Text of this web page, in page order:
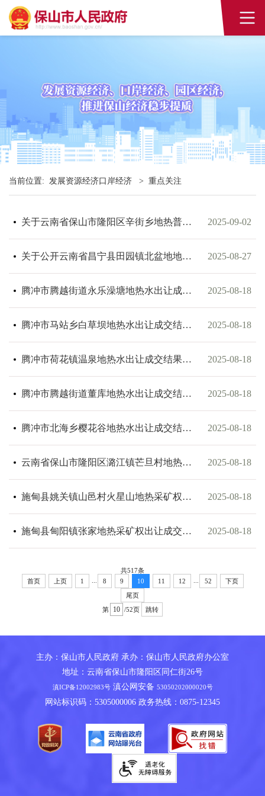
当前位置: 发展资源经济口岸经济 > 重点关注
关于云南省保山市隆阳区辛街乡地热普查探矿权出让收益起始价计算报告内容的公示 2025-09-02
关于公开云南省昌宁县田园镇北盆地地热普查探矿权出让收益起始价计算报告等2个报告内容的公告 2025-08-27
腾冲市腾越街道永乐澡塘地热水出让成交结果公示 2025-08-18
腾冲市马站乡白草坝地热水出让成交结果公示 2025-08-18
腾冲市荷花镇温泉地热水出让成交结果公示 2025-08-18
腾冲市腾越街道董库地热水出让成交结果公示 2025-08-18
腾冲市北海乡樱花谷地热水出让成交结果公示 2025-08-18
云南省保山市隆阳区潞江镇芒旦村地热采矿权出让成交结果公示 2025-08-18
施甸县姚关镇山邑村火星山地热采矿权出让成交结果公示 2025-08-18
施甸县甸阳镇张家地热采矿权出让成交结果公示 2025-08-18
共517条
首页
上页 1 8 9 10 11 12 52
下页
尾页
第
/52页 跳转
主办：保山市人民政府 承办：保山市人民政府办公室
地址：云南省保山市隆阳区同仁街26号
滇ICP备12002983号滇公网安备 53050202000020号
网站标识码：5305000006 政务热线：0875-12345